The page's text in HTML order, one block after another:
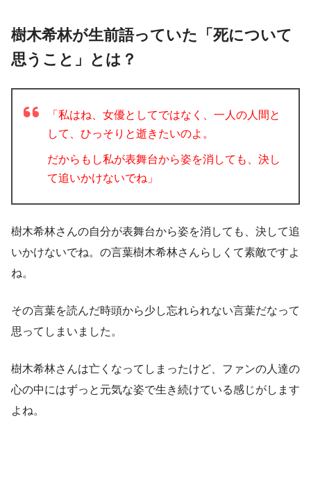
樹木希林が生前語っていた「死について
思うこと」とは？
「私はね、女優としてではなく、一人の人間と
して、ひっそりと逝きたいのよ。
だからもし私が表舞台から姿を消しても、決し
て追いかけないでね」
樹木希林さんの自分が表舞台から姿を消しても、決して追
いかけないでね。の言葉樹木希林さんらしくて素敵ですよ
ね。
その言葉を読んだ時頭から少し忘れられない言葉だなって
思ってしまいました。
樹木希林さんは亡くなってしまったけど、ファンの人達の
心の中にはずっと元気な姿で生き続けている感じがします
よね。